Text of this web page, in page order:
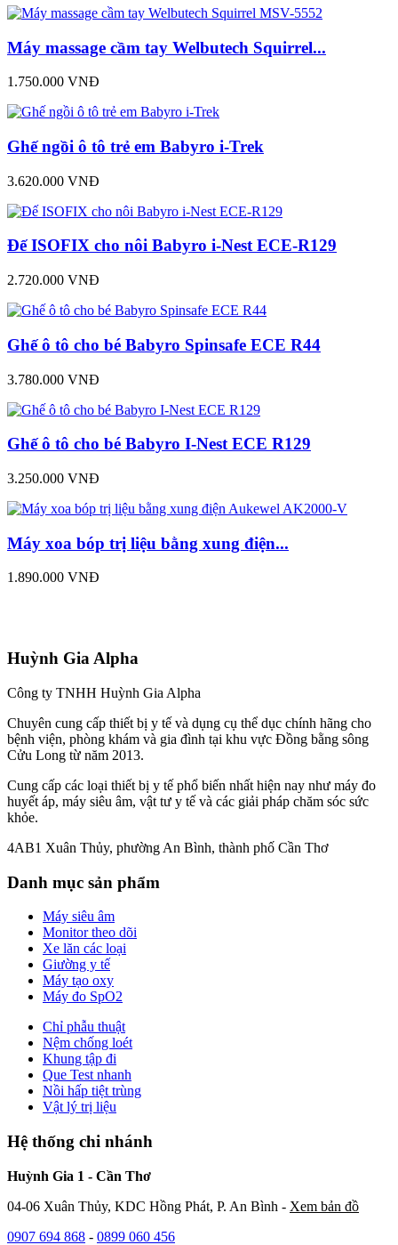
Máy massage cầm tay Welbutech Squirrel...
1.750.000 VNĐ
Ghế ngồi ô tô trẻ em Babyro i-Trek
3.620.000 VNĐ
Đế ISOFIX cho nôi Babyro i-Nest ECE-R129
2.720.000 VNĐ
Ghế ô tô cho bé Babyro Spinsafe ECE R44
3.780.000 VNĐ
Ghế ô tô cho bé Babyro I-Nest ECE R129
3.250.000 VNĐ
Máy xoa bóp trị liệu bằng xung điện...
1.890.000 VNĐ
Huỳnh Gia Alpha
Công ty TNHH Huỳnh Gia Alpha
Chuyên cung cấp thiết bị y tế và dụng cụ thể dục chính hãng cho
bệnh viện, phòng khám và gia đình tại khu vực Đồng bằng sông
Cửu Long từ năm 2013.
Cung cấp các loại thiết bị y tế phổ biến nhất hiện nay như máy đo
huyết áp, máy siêu âm, vật tư y tế và các giải pháp chăm sóc sức
khỏe.
4AB1 Xuân Thủy, phường An Bình, thành phố Cần Thơ
Danh mục sản phẩm
Máy siêu âm
Monitor theo dõi
Xe lăn các loại
Giường y tế
Máy tạo oxy
Máy đo SpO2
Chỉ phẫu thuật
Nệm chống loét
Khung tập đi
Que Test nhanh
Nồi hấp tiệt trùng
Vật lý trị liệu
Hệ thống chi nhánh
Huỳnh Gia 1 - Cần Thơ
04-06 Xuân Thủy, KDC Hồng Phát, P. An Bình - Xem bản đồ
0907 694 868 - 0899 060 456